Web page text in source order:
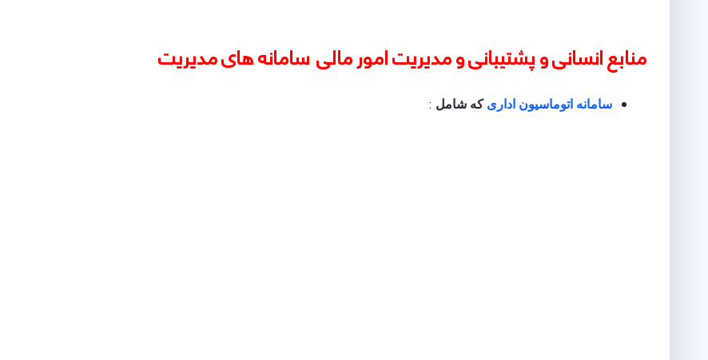
سامانه های مدیریت منابع انسانی و پشتیبانی و مدیریت امور مالی
سامانه اتوماسیون اداریکه شامل :